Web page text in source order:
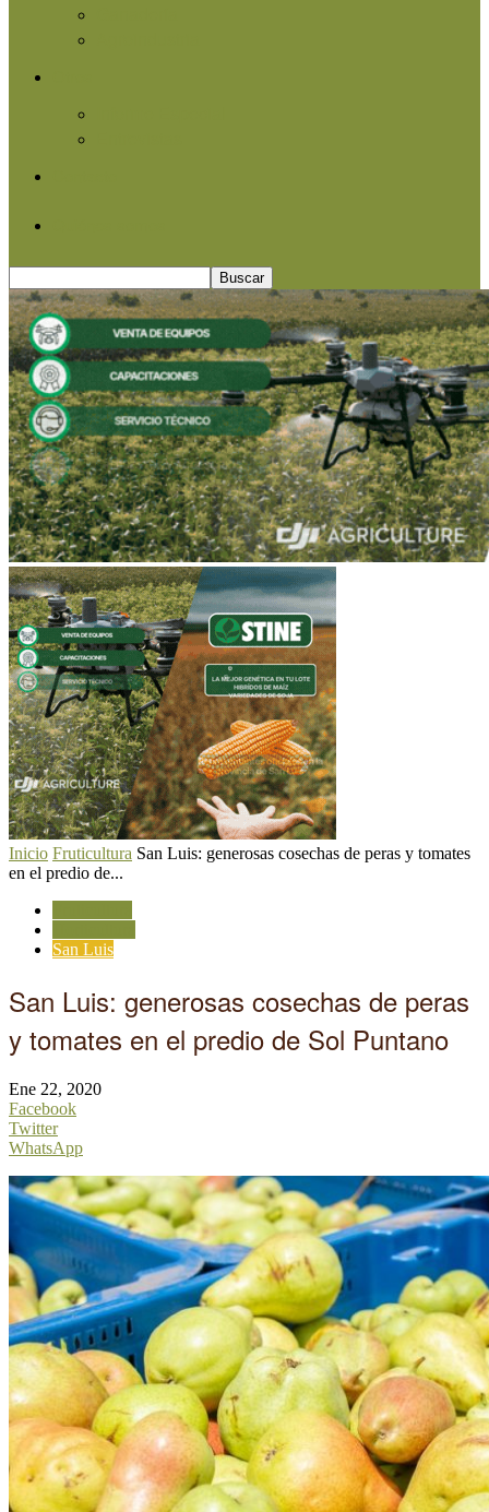
Inicio Fruticultura San Luis: generosas cosechas de peras y tomates
en el predio de...
San Luis
San Luis: generosas cosechas de peras
y tomates en el predio de Sol Puntano
Ene 22, 2020
Facebook
Twitter
WhatsApp